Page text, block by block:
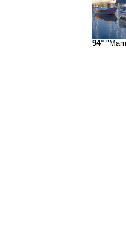
94°